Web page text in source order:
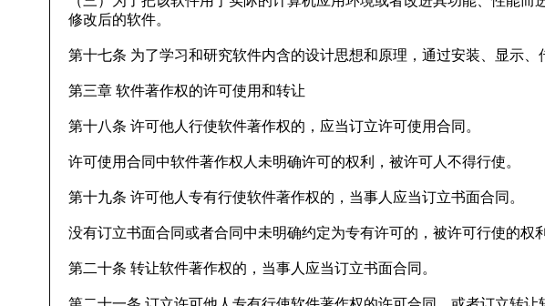
修改后的软件。
第十七条 为了学习和研究软件内含的设计思想和原理，通过安装、显示
第三章 软件著作权的许可使用和转让
第十八条 许可他人行使软件著作权的，应当订立许可使用合同。
许可使用合同中软件著作权人未明确许可的权利，被许可人不得行使。
第十九条 许可他人专有行使软件著作权的，当事人应当订立书面合同。
没有订立书面合同或者合同中未明确约定为专有许可的，被许可行使的权
第二十条 转让软件著作权的，当事人应当订立书面合同。